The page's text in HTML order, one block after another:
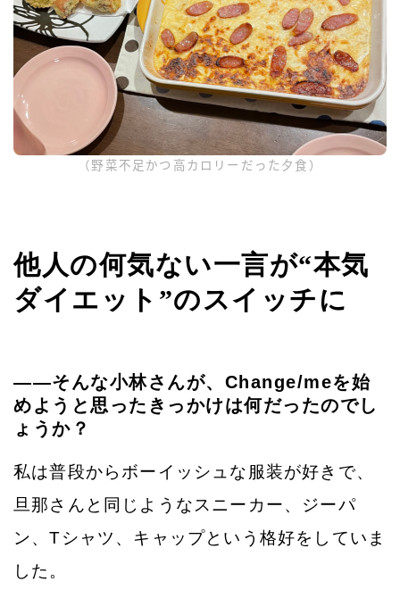
（野菜不足かつ高カロリーだった夕食）
他人の何気ない一言が“本気
ダイエット”のスイッチに
——そんな小林さんが、Change/meを始
めようと思ったきっかけは何だったのでし
ょうか？
私は普段からボーイッシュな服装が好きで、
旦那さんと同じようなスニーカー、ジーパ
ン、Tシャツ、キャップという格好をしていま
した。